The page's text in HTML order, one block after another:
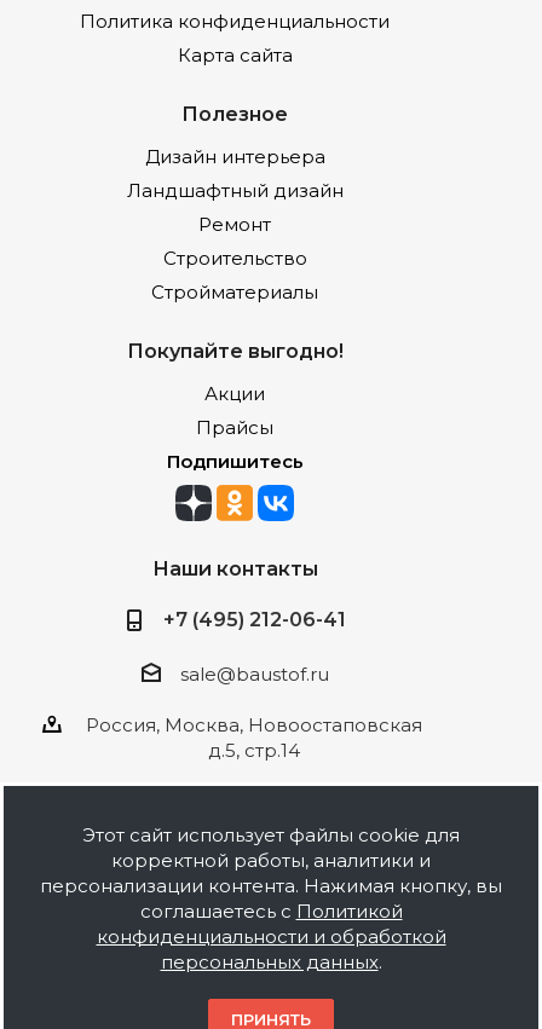
Политика конфиденциальности
Карта сайта
Полезное
Дизайн интерьера
Ландшафтный дизайн
Ремонт
Строительство
Стройматериалы
Покупайте выгодно!
Акции
Прайсы
Подпишитесь
Наши контакты
+7 (495) 212-06-41
sale@baustof.ru
Россия, Москва, Новоостаповская
д.5, стр.14
2026 © ООО Баустов. Собственное
производство лакокрасочной продукции,
оптовая и розничная продажа строительных
материалов, комплектация объектов под ключ.
Информация на сайте носит ознакомительный
характер и не является публичной офертой.
Этот сайт использует файлы cookie для
корректной работы, аналитики и
персонализации контента. Нажимая кнопку, вы
соглашаетесь с Политикой
конфиденциальности и обработкой
персональных данных.
ПРИНЯТЬ